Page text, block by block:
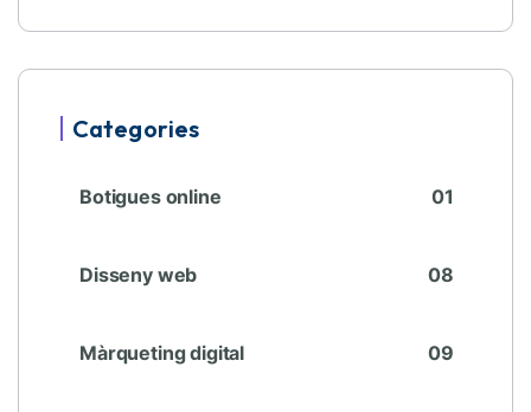
Categories
Botigues online 01
Disseny web 08
Màrqueting digital 09